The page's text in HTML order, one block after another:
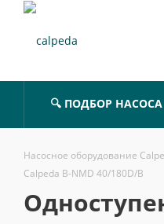
🔍 ПОДБОР НАСОСА
Насосное оборудование
Calpeda B-NMD 40/180D/B